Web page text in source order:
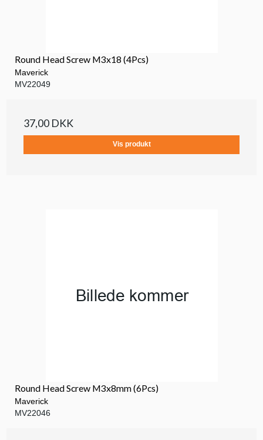
Round Head Screw M3x18 (4Pcs)
Maverick
MV22049
37,00 DKK
Vis produkt
Round Head Screw M3x8mm (6Pcs)
Maverick
MV22046